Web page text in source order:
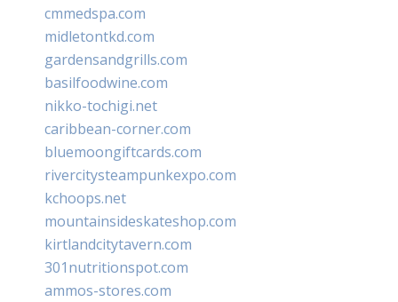
cmmedspa.com
midletontkd.com
gardensandgrills.com
basilfoodwine.com
nikko-tochigi.net
caribbean-corner.com
bluemoongiftcards.com
rivercitysteampunkexpo.com
kchoops.net
mountainsideskateshop.com
kirtlandcitytavern.com
301nutritionspot.com
ammos-stores.com